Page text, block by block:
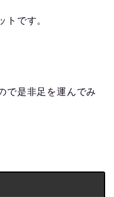
トです。
で是非足を運んでみ